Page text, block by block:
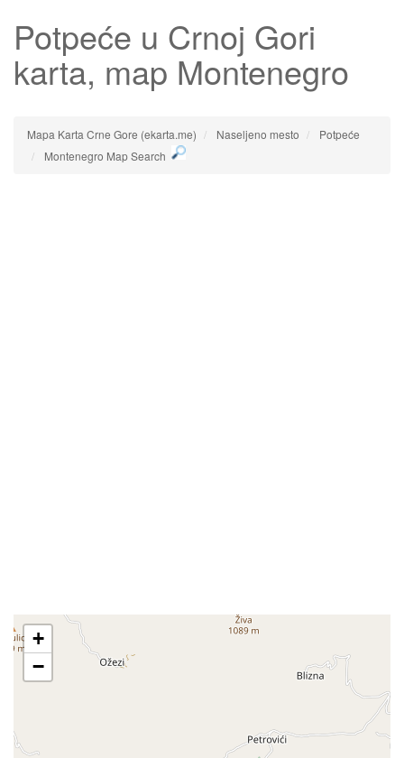
Potpeće u Crnoj Gori
karta, map Montenegro
Mapa Karta Crne Gore (ekarta.me) Naseljeno mesto
Potpeće
Montenegro Map Search
+
−